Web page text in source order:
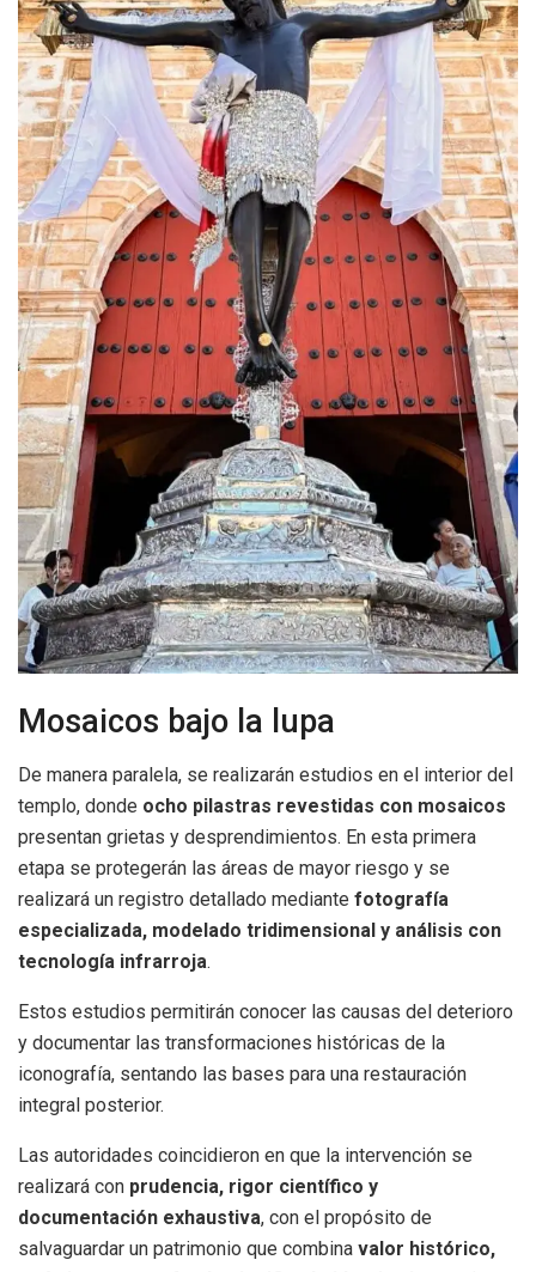
Mosaicos bajo la lupa
De manera paralela, se realizarán estudios en el interior del
templo, donde ocho pilastras revestidas con mosaicos
presentan grietas y desprendimientos. En esta primera
etapa se protegerán las áreas de mayor riesgo y se
realizará un registro detallado mediante fotografía
especializada, modelado tridimensional y análisis con
tecnología infrarroja.
Estos estudios permitirán conocer las causas del deterioro
y documentar las transformaciones históricas de la
iconografía, sentando las bases para una restauración
integral posterior.
Las autoridades coincidieron en que la intervención se
realizará con prudencia, rigor científico y
documentación exhaustiva, con el propósito de
salvaguardar un patrimonio que combina valor histórico,